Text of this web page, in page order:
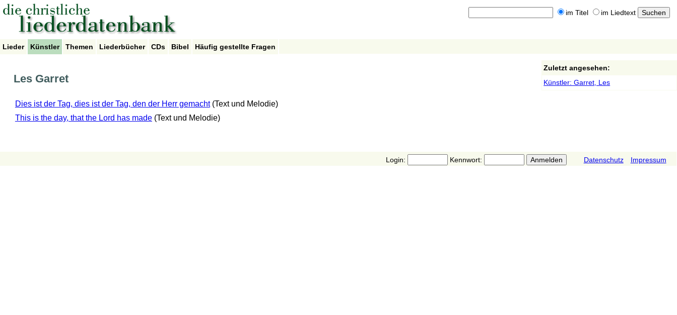
im Titel im Liedtext
Lieder Künstler Themen Liederbücher CDs Bibel Häufig gestellte Fragen
Les Garret
Dies ist der Tag, dies ist der Tag, den der Herr gemacht (Text und Melodie)
This is the day, that the Lord has made (Text und Melodie)
Zuletzt angesehen:
Künstler: Garret, Les
Login: Kennwort: Datenschutz Impressum